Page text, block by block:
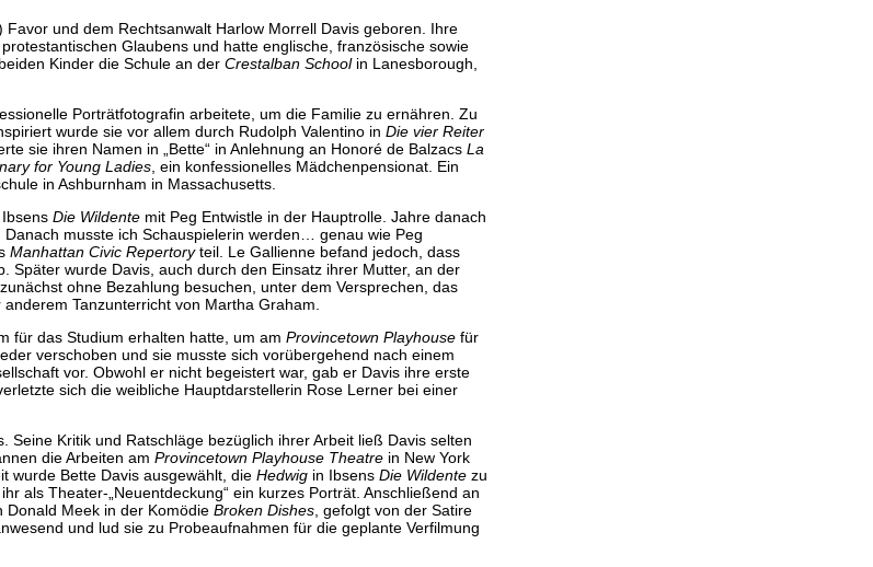
und dem Rechtsanwalt Harlow Morrell Davis geboren. Ihre
Glaubens und hatte englische, französische sowie
Kinder die Schule an der Crestalban Schoolin Lanesborough,
Porträtfotografin arbeitete, um die Familie zu ernähren. Zu
wurde sie vor allem durch Rudolph Valentino in Die vier Reiter
sie ihren Namen in „Bette“ in Anlehnung an Honoré de Balzacs La
for Young Ladies , ein konfessionelles Mädchenpensionat. Ein
in Ashburnham in Massachusetts.
Die Wildente mit Peg Entwistle in der Hauptrolle. Jahre danach
musste ich Schauspielerin werden… genau wie Peg
Manhattan Civic Repertoryteil. Le Gallienne befand jedoch, dass
Später wurde Davis, auch durch den Einsatz ihrer Mutter, an der
ohne Bezahlung besuchen, unter dem Versprechen, das
Tanzunterricht von Martha Graham.
für das Studium erhalten hatte, um am Provincetown Playhouse für
verschoben und sie musste sich vorübergehend nach einem
vor. Obwohl er nicht begeistert war, gab er Davis ihre erste
sich die weibliche Hauptdarstellerin Rose Lerner bei einer
Kritik und Ratschläge bezüglich ihrer Arbeit ließ Davis selten
die Arbeiten am Provincetown Playhouse Theatre in New York
wurde Bette Davis ausgewählt, die Hedwig in Ibsens Die Wildente zu
als Theater-„Neuentdeckung“ ein kurzes Porträt. Anschließend an
Donald Meek in der Komödie Broken Dishes , gefolgt von der Satire
und lud sie zu Probeaufnahmen für die geplante Verfilmung